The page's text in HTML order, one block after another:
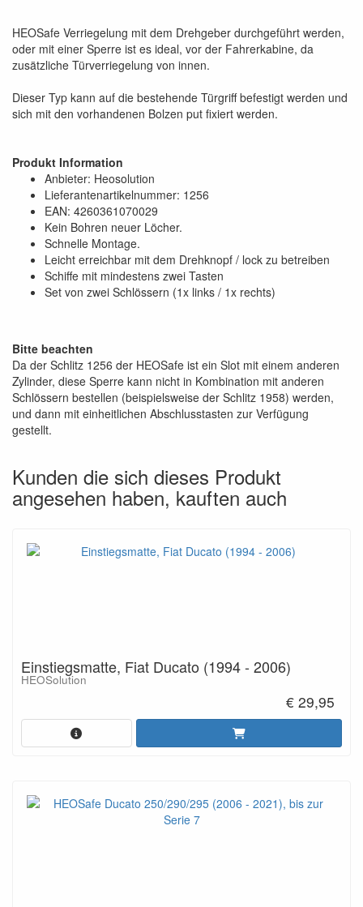
HEOSafe Verriegelung mit dem Drehgeber durchgeführt werden,
oder mit einer Sperre ist es ideal, vor der Fahrerkabine, da
zusätzliche Türverriegelung von innen.
Dieser Typ kann auf die bestehende Türgriff befestigt werden und
sich mit den vorhandenen Bolzen put fixiert werden.
Produkt Information
Anbieter: Heosolution
Lieferantenartikelnummer: 1256
EAN: 4260361070029
Kein Bohren neuer Löcher.
Schnelle Montage.
Leicht erreichbar mit dem Drehknopf / lock zu betreiben
Schiffe mit mindestens zwei Tasten
Set von zwei Schlössern (1x links / 1x rechts)
Bitte beachten
Da der Schlitz 1256 der HEOSafe ist ein Slot mit einem anderen
Zylinder, diese Sperre kann nicht in Kombination mit anderen
Schlössern bestellen (beispielsweise der Schlitz 1958) werden,
und dann mit einheitlichen Abschlusstasten zur Verfügung
gestellt.
Kunden die sich dieses Produkt
angesehen haben, kauften auch
Einstiegsmatte, Fiat Ducato (1994 - 2006)
HEOSolution
€ 29,95